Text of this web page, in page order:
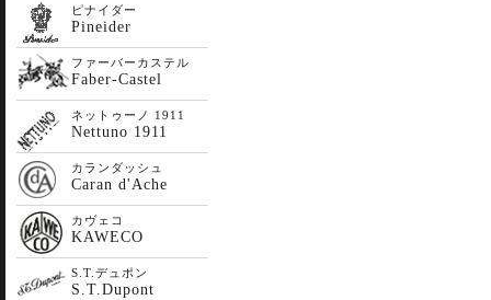
ピナイダー
Pineider
ファーバーカステル
Faber-Castel
ネットゥーノ 1911
Nettuno 1911
カランダッシュ
Caran d'Ache
カヴェコ
KAWECO
S.T.デュポン
S.T.Dupont